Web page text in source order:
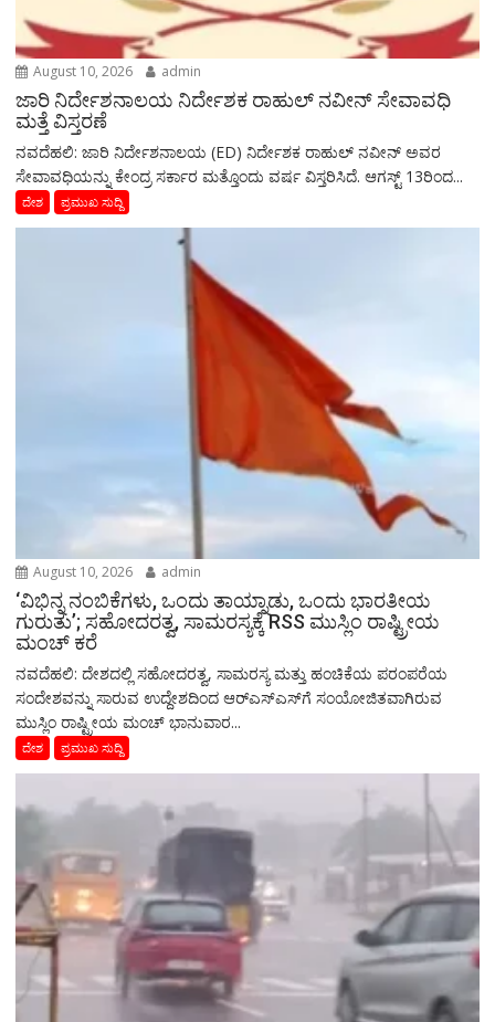
August 10, 2026 admin
ಜಾರಿ ನಿರ್ದೇಶನಾಲಯ ನಿರ್ದೇಶಕ ರಾಹುಲ್ ನವೀನ್ ಸೇವಾವಧಿ
ಮತ್ತೆ ವಿಸ್ತರಣೆ
ನವದೆಹಲಿ: ಜಾರಿ ನಿರ್ದೇಶನಾಲಯ (ED) ನಿರ್ದೇಶಕ ರಾಹುಲ್ ನವೀನ್ ಅವರ
ಸೇವಾವಧಿಯನ್ನು ಕೇಂದ್ರ ಸರ್ಕಾರ ಮತ್ತೊಂದು ವರ್ಷ ವಿಸ್ತರಿಸಿದೆ. ಆಗಸ್ಟ್ 13ರಿಂದ...
ದೇಶ ಪ್ರಮುಖ ಸುದ್ದಿ
August 10, 2026 admin
‘ವಿಭಿನ್ನ ನಂಬಿಕೆಗಳು, ಒಂದು ತಾಯ್ನಾಡು, ಒಂದು ಭಾರತೀಯ
ಗುರುತು’; ಸಹೋದರತ್ವ, ಸಾಮರಸ್ಯಕ್ಕೆ RSS ಮುಸ್ಲಿಂ ರಾಷ್ಟ್ರೀಯ
ಮಂಚ್ ಕರೆ
ನವದೆಹಲಿ: ದೇಶದಲ್ಲಿ ಸಹೋದರತ್ವ, ಸಾಮರಸ್ಯ ಮತ್ತು ಹಂಚಿಕೆಯ ಪರಂಪರೆಯ
ಸಂದೇಶವನ್ನು ಸಾರುವ ಉದ್ದೇಶದಿಂದ ಆರ್‌ಎಸ್‌ಎಸ್‌ಗೆ ಸಂಯೋಜಿತವಾಗಿರುವ
ಮುಸ್ಲಿಂ ರಾಷ್ಟ್ರೀಯ ಮಂಚ್ ಭಾನುವಾರ...
ದೇಶ ಪ್ರಮುಖ ಸುದ್ದಿ